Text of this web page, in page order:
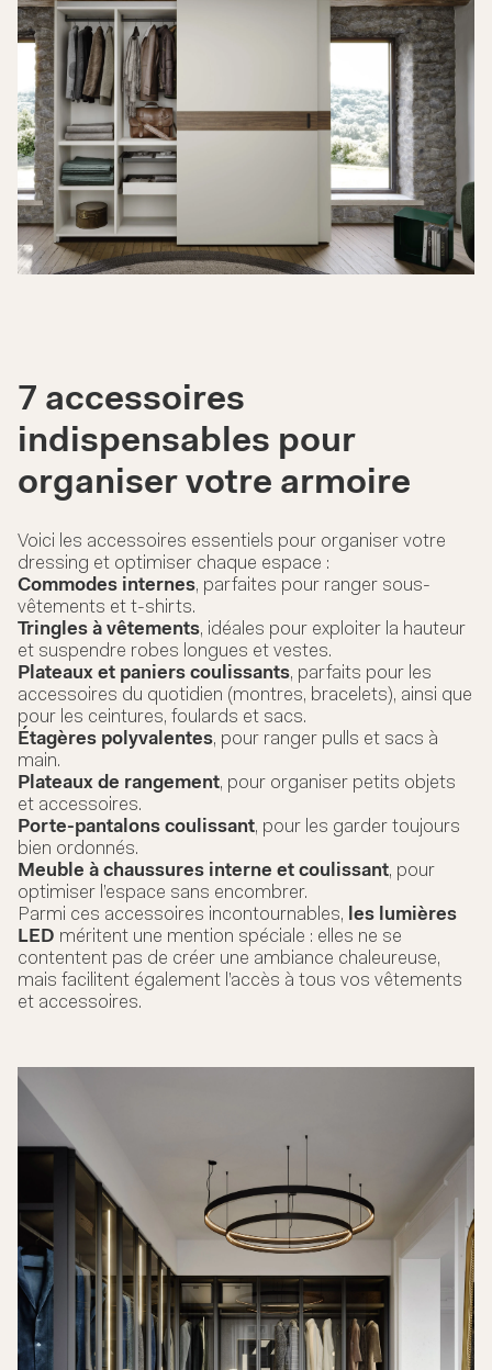
7 accessoires
indispensables pour
organiser votre armoire
Voici les accessoires essentiels pour organiser votre
dressing et optimiser chaque espace :
Commodes internes, parfaites pour ranger sous-
vêtements et t-shirts.
Tringles à vêtements, idéales pour exploiter la hauteur
et suspendre robes longues et vestes.
Plateaux et paniers coulissants, parfaits pour les
accessoires du quotidien (montres, bracelets), ainsi que
pour les ceintures, foulards et sacs.
Étagères polyvalentes, pour ranger pulls et sacs à
main.
Plateaux de rangement, pour organiser petits objets
et accessoires.
Porte-pantalons coulissant, pour les garder toujours
bien ordonnés.
Meuble à chaussures interne et coulissant, pour
optimiser l’espace sans encombrer.
Parmi ces accessoires incontournables, les lumières
LED méritent une mention spéciale : elles ne se
contentent pas de créer une ambiance chaleureuse,
mais facilitent également l’accès à tous vos vêtements
et accessoires.